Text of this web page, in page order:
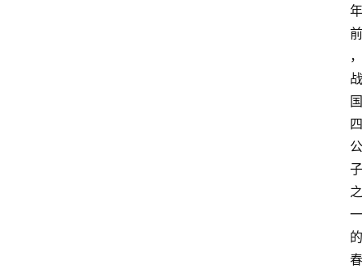
年
前
，
战
国
四
公
子
之
一
的
春